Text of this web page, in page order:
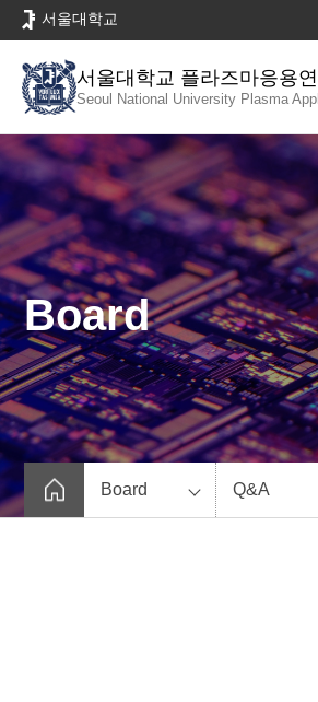
로
뉴
서울대학교
서울대학교 플라즈마응용
Seoul National University Plasma
Board
Board Q&A